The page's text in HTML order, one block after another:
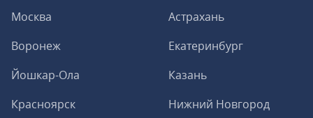
Москва
Астрахань
Воронеж
Екатеринбург
Йошкар-Ола
Казань
Красноярск
Нижний Новгород